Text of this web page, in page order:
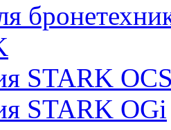
STARK
STARK OGi